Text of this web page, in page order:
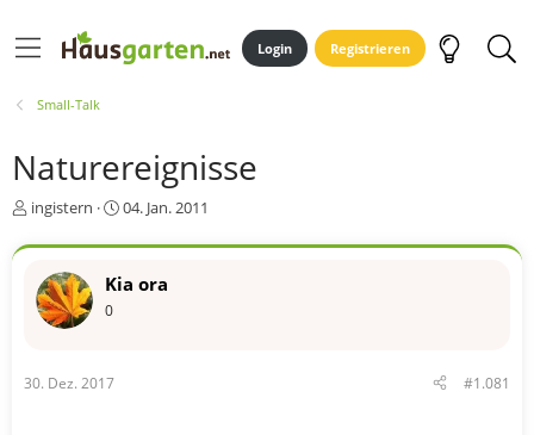
Login Registrieren
Small-Talk
Naturereignisse
E
s
e
r
ingistern
E
s
e
04. Jan. 2011
Kia ora
0
30. Dez. 2017 #1.081